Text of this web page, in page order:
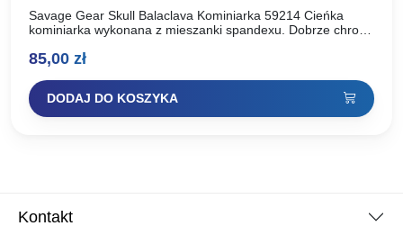
Savage Gear Skull Balaclava Kominiarka 59214 Cieńka
kominiarka wykonana z mieszanki spandexu. Dobrze chroni
najróżniejsze zastosowanie we wszelkich…
85,00 zł
DODAJ DO KOSZYKA
Kontakt